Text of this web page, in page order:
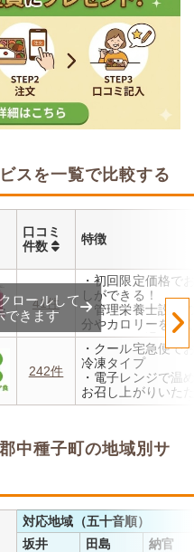
スを一覧で比較する
口コミ
件数
特徴
41件
・初回限定価格で
しができる！
・管理栄養士設計
分やカロリーを賢く
・レンジで温めるだ
使わず安全で片付
・豊富な献立で毎
飽きることなく楽
242件
・クール宅急便で
冷凍タイプ
・電子レンジで温
お召し上がりいただ
・メニューの組み
んと20％OFF！
ロールして
できます
中種子町の地域別サ
対応地域（五十音順）
坂井
田島 納官